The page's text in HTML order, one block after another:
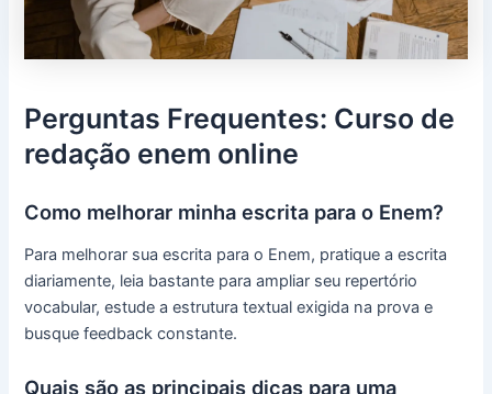
Perguntas Frequentes: Curso de
redação enem online
Como melhorar minha escrita para o Enem?
Para melhorar sua escrita para o Enem, pratique a escrita
diariamente, leia bastante para ampliar seu repertório
vocabular, estude a estrutura textual exigida na prova e
busque feedback constante.
Quais são as principais dicas para uma